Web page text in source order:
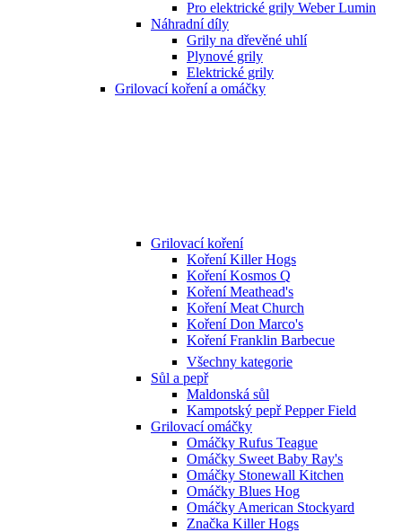
Pro elektrické grily Weber Lumin
Náhradní díly
Grily na dřevěné uhlí
Plynové grily
Elektrické grily
Grilovací koření a omáčky
Grilovací koření
Koření Killer Hogs
Koření Kosmos Q
Koření Meathead's
Koření Meat Church
Koření Don Marco's
Koření Franklin Barbecue
Všechny kategorie
Sůl a pepř
Maldonská sůl
Kampotský pepř Pepper Field
Grilovací omáčky
Omáčky Rufus Teague
Omáčky Sweet Baby Ray's
Omáčky Stonewall Kitchen
Omáčky Blues Hog
Omáčky American Stockyard
Značka Killer Hogs